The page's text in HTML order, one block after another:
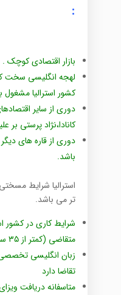
:
بازار اقتصادی کوچک .
لهجه انگلیسی سخت
کشور استرالیا
دوری از سایر
کانادا،نژاد پرستی بر
دوری از قاره های
باشد.
استرالیا شرایط
تر می باشد.
شرایط کاری در کشور
متقاضی (کمتر از ٣۵ سال)
زبان انگلیسی
تقاضا دارد
متاسفانه دریافت